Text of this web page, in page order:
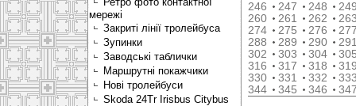
мережі
Закриті лінії тролейбуса
Зупинки
Заводські таблички
Маршрутні покажчики
Нові тролейбуси
Skoda 24Tr Irisbus Citybus
246
247 248
260
261 262
274
275 276
288
289 290
302
303 304
316
317 318
330
331 332
344
345 346